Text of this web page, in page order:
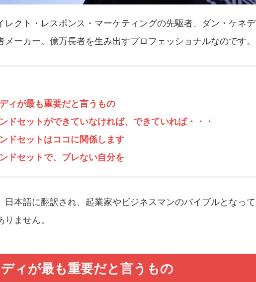
レクト・レスポンス・マーケティングの先駆者、ダン・ケネデ
メーカー。億万長者を生み出すプロフェッショナルなのです。
ィが最も重要だと言うもの
ドセットができていなければ、できていれば・・・
ドセットはココに関係します
ドセットで、ブレない自分を
日本語に翻訳され、起業家やビジネスマンのバイブルとなって
ません。
ィが最も重要だと言うもの